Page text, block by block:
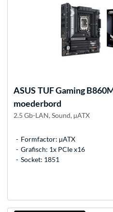
ASUS TUF Gaming
moederbord
2.5 Gb-LAN, Sound, µATX
Formfactor: µATX
Grafisch: 1x PCIe x16
Socket: 1851